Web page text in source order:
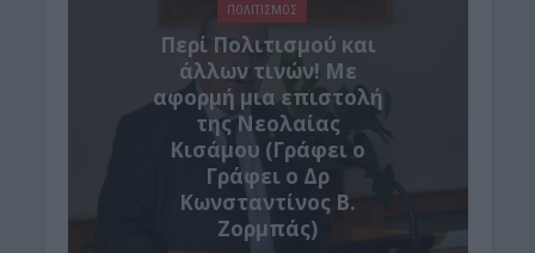
ΠΟΛΙΤΙΣΜΟΣ
Περί Πολιτισμού και
άλλων τινών! Mε
αφορμή μια επιστολή
της Νεολαίας
Κισάμου (Γράφει ο
Γράφει ο Δρ
Κωνσταντίνος Β.
Ζορμπάς)